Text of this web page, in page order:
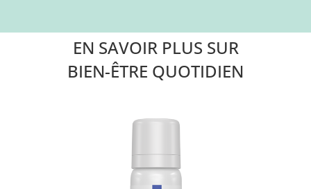
EN SAVOIR PLUS SUR
BIEN-ÊTRE QUOTIDIEN